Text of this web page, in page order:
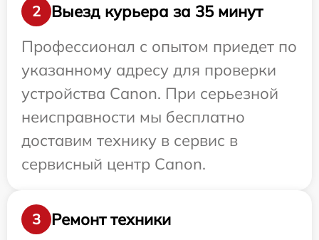
2
Выезд курьера за 35 минут
Профессионал с опытом приедет по
указанному адресу для проверки
устройства Canon. При серьезной
неисправности мы бесплатно
доставим технику в сервис в
сервисный центр Canon.
3 Ремонт техники